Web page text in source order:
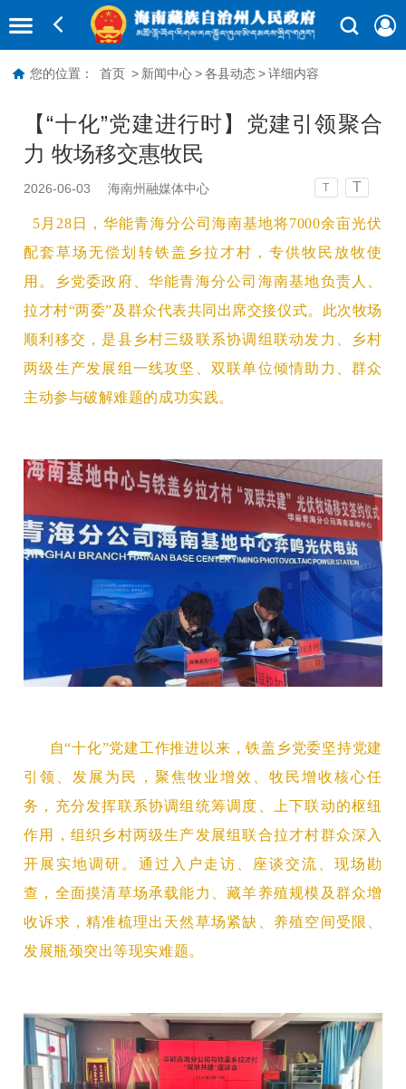
您的位置： 首页 > 新闻中心 > 各县动态 > 详细内容
【“十化”党建进行时】党建引领聚合
力 牧场移交惠牧民
2026-06-03 海南州融媒体中心 T T
5月28日 ，华能青海分公司海南基地将7000余亩光伏
配套草场无偿划转铁盖乡拉才村 ，专供牧民放牧使
用。乡党委政府、华能青海分公司海南基地负责人、
拉才村“两委”及群众代表共同出席交接仪式。此次牧场
顺利移交，是县乡村三级联系协调组联动发力、乡村
两级生产发展组一线攻坚、双联单位倾情助力、群众
主动参与破解难题的成功实践。
自“十化”党建工作推进以来，铁盖乡党委坚持党建
引领、发展为民，聚焦牧业增效、牧民增收核心任
务，充分发挥联系协调组统筹调度、上下联动的枢纽
作用，组织乡村两级生产发展组联合拉才村群众深入
开展实地调研。通过入户走访、座谈交流、现场勘
查，全面摸清草场承载能力、藏羊养殖规模及群众增
收诉求，精准梳理出天然草场紧缺、养殖空间受限、
发展瓶颈突出等现实难题。